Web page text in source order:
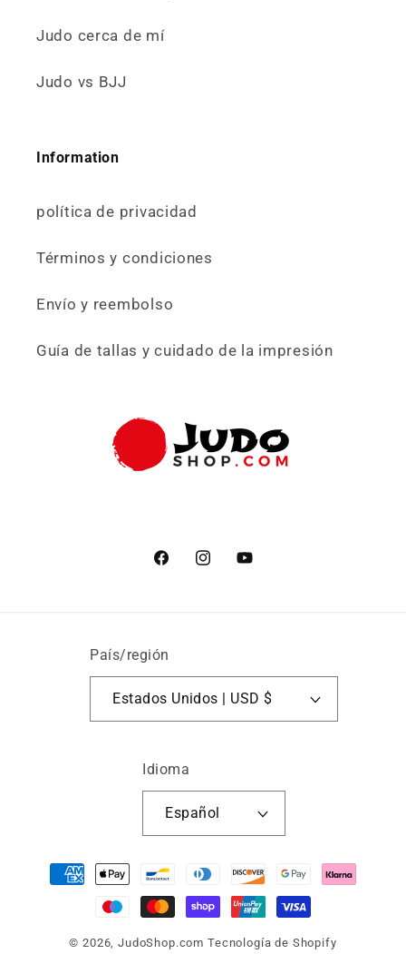
Judo cerca de mí
Judo vs BJJ
Information
política de privacidad
Términos y condiciones
Envío y reembolso
Guía de tallas y cuidado de la impresión
FacebookInstagramYouTube
País/región
Estados Unidos | USD $
Idioma
Español
Formas
de
© 2026,JudoShop.com Tecnología de Shopify